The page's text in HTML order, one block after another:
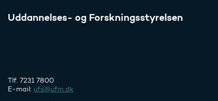
Uddannelses- og Forskningsstyrelsen
Tlf. 7231 7800
E-mail: ufs@ufm.dk